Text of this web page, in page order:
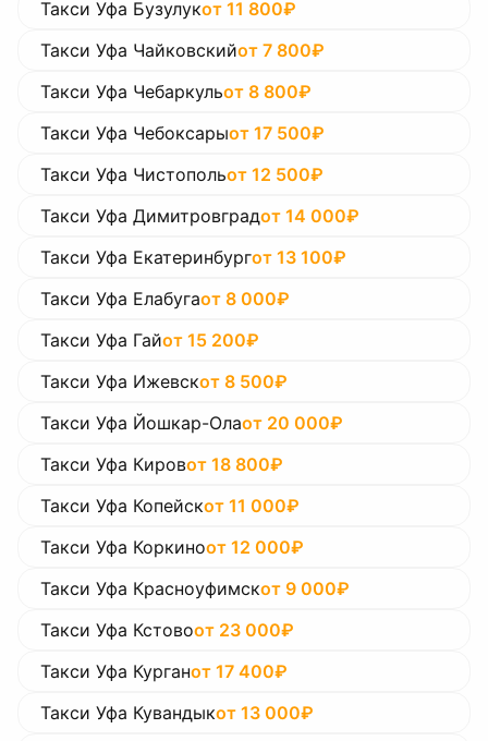
Такси Уфа Бузулукот 11 800₽
Такси Уфа Чайковскийот 7 800₽
Такси Уфа Чебаркульот 8 800₽
Такси Уфа Чебоксарыот 17 500₽
Такси Уфа Чистопольот 12 500₽
Такси Уфа Димитровградот 14 000₽
Такси Уфа Екатеринбургот 13 100₽
Такси Уфа Елабугаот 8 000₽
Такси Уфа Гайот 15 200₽
Такси Уфа Ижевскот 8 500₽
Такси Уфа Йошкар-Олаот 20 000₽
Такси Уфа Кировот 18 800₽
Такси Уфа Копейскот 11 000₽
Такси Уфа Коркиноот 12 000₽
Такси Уфа Красноуфимскот 9 000₽
Такси Уфа Кстовоот 23 000₽
Такси Уфа Курганот 17 400₽
Такси Уфа Кувандыкот 13 000₽